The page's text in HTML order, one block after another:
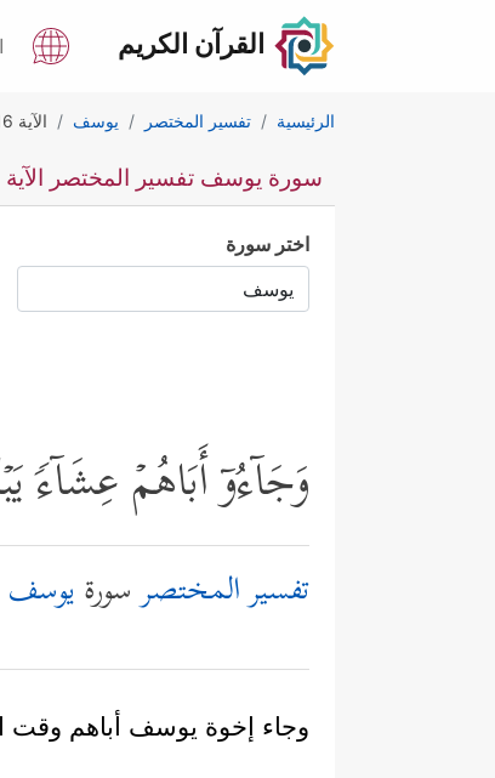
القرآن الكريم
الرئيسية تفسير المختصر يوسف الآية 16
سورة يوسف تفسير المختصر الآية 16
اختر سورة
وَجَاۤءُوۤ أَبَاهُمۡ عِشَاۤءࣰ
تفسير المختصرسورةيوسف
وجاء إخوة يوسف أباهم وقت